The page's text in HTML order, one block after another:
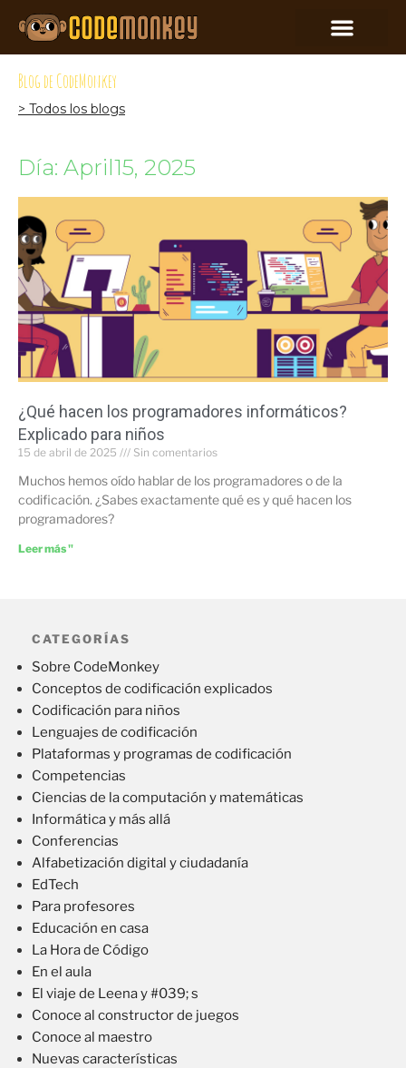
Blog de CodeMonkey
> Todos los blogs
Día: April15, 2025
¿Qué hacen los programadores informáticos?
Explicado para niños
15 de abril de 2025 Sin comentarios
Muchos hemos oído hablar de los programadores o de la
codificación. ¿Sabes exactamente qué es y qué hacen los
programadores?
Leer más "
CATEGORÍAS
Sobre CodeMonkey
Conceptos de codificación explicados
Codificación para niños
Lenguajes de codificación
Plataformas y programas de codificación
Competencias
Ciencias de la computación y matemáticas
Informática y más allá
Conferencias
Alfabetización digital y ciudadanía
EdTech
Para profesores
Educación en casa
La Hora de Código
En el aula
El viaje de Leena y #039; s
Conoce al constructor de juegos
Conoce al maestro
Nuevas características